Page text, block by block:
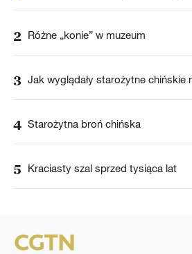
2 Różne „konie” w muzeum
3 Jak wyglądały starożytne chińskie
4 Starożytna broń chińska
5 Kraciasty szal sprzed tysiąca lat